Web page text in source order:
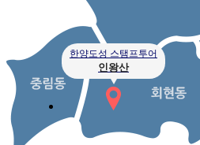
한양도성 스탬프투어
인왕산